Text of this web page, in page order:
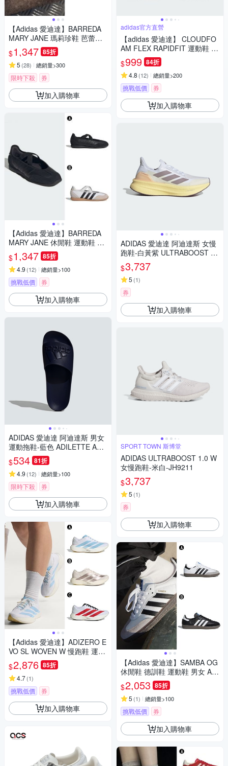
【Adidas 愛迪達】BARREDA
MARY JANE 瑪莉珍鞋 芭蕾風
休閒鞋 運動鞋 女 A-HQ7398 B
-HQ7400
$1,347 85折
5 (28) 總銷量>300
限時下殺 券
加入購物車
【Adidas 愛迪達】BARREDA
MARY JANE 休閒鞋 運動鞋 女
A-HP3519 B-JQ2127
$1,347 85折
4.9 (12) 總銷量>100
挑戰低價 券
加入購物車
ADIDAS 愛迪達 阿迪達斯 男女
運動拖鞋-藍色 ADILETTE AQU
A-IF7374
$534 81折
4.9 (12) 總銷量>100
限時下殺 券
加入購物車
【Adidas 愛迪達】ADIZERO E
VO SL WOVEN W 慢跑鞋 運動
鞋 男女 A-JQ4526 B-KI6959
精選三款
$2,876 85折
4.7(1)
挑戰低價 券
加入購物車
adidas官方直營
【adidas 愛迪達】 CLOUDFO
AM FLEX RAPIDFIT 運動鞋 男
鞋/女鞋 (多款任選)
$999 84折
4.8 (12) 總銷量>200
挑戰低價 券
加入購物車
ADIDAS 愛迪達 阿迪達斯 女慢
跑鞋-白黃紫 ULTRABOOST 5X
W-IH0685
$3,737
5 (1)
券
加入購物車
SPORT TOWN 斯博堂
ADIDAS ULTRABOOST 1.0 W
女慢跑鞋-米白-JH9211
$3,737
5 (1)
券
加入購物車
【Adidas 愛迪達】SAMBA OG
休閒鞋 德訓鞋 運動鞋 男女 A-B
75806 B-B75807
$2,053 85折
5 (1) 總銷量>100
挑戰低價 券
加入購物車